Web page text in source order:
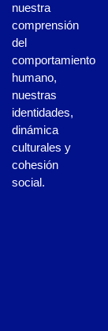
nuestra
comprensión
del
comportamiento
humano,
nuestras
identidades,
dinámica
culturales y
cohesión
social.